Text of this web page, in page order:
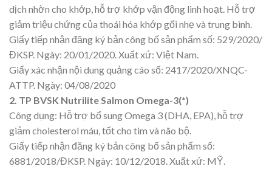
dịch nhờn cho khớp, hỗ trợ khớp vận động linh hoạt. Hỗ trợ
giảm triệu chứng của thoái hóa khớp gối nhẹ và trung bình.
Giấy tiếp nhận đăng ký bản công bố sản phẩm số: 529/2020/
ĐKSP. Ngày: 20/01/2020. Xuất xứ: Việt Nam.
Giấy xác nhận nội dung quảng cáo số: 2417/2020/XNQC-
ATTP. Ngày: 04/08/2020
2. TP BVSK Nutrilite Salmon Omega-3(*)
Công dụng: Hỗ trợ bổ sung Omega 3 (DHA, EPA), hỗ trợ
giảm cholesterol máu, tốt cho tim và não bộ.
Giấy tiếp nhận đăng ký bản công bố sản phẩm số:
6881/2018/ĐKSP. Ngày: 10/12/2018. Xuất xứ: MỸ.